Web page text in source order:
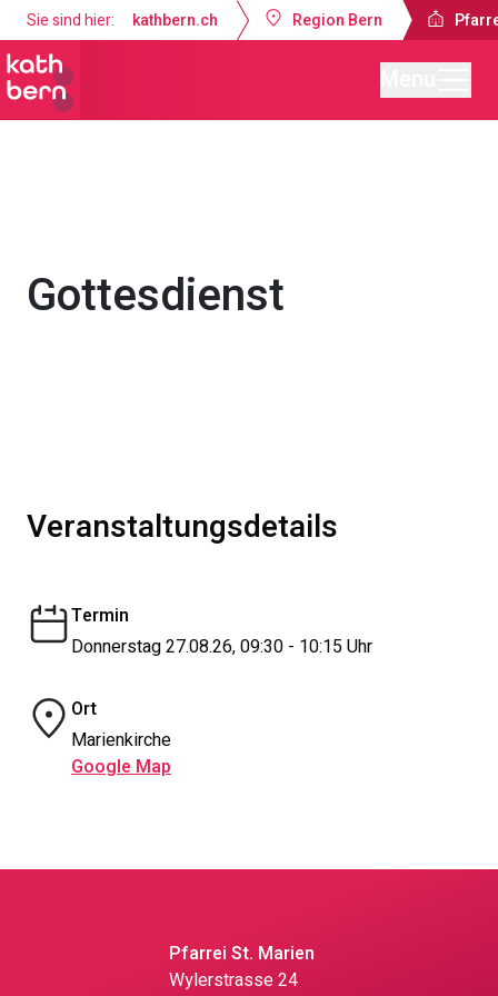
Sie sind hier: kathbern.ch Region Bern
Gottesdienst
Veranstaltungsdetails
Termin
Donnerstag 27.08.26, 09:30 - 10:15 Uhr
Ort
Marienkirche
Google Map
Pfarrei St. Marien
Wylerstrasse 24